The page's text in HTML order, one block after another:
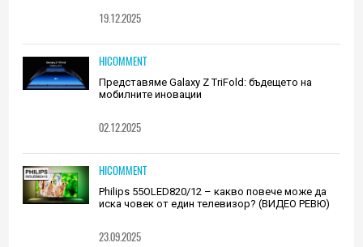
19.12.2025
HICOMMENT
Представяме Galaxy Z TriFold: бъдещето на
мобилните иновации
02.12.2025
HICOMMENT
Philips 55OLED820/12 – какво повече може да
иска човек от един телевизор? (ВИДЕО РЕВЮ)
23.09.2025